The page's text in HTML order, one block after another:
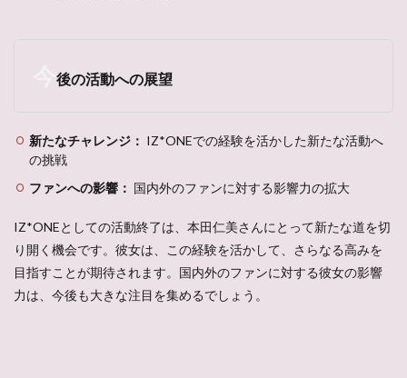
後の活動への展望
新たなチャレンジ： IZ*ONEでの経験を活かした新たな活動へ
の挑戦
ファンへの影響： 国内外のファンに対する影響力の拡大
IZ*ONEとしての活動終了は、本田仁美さんにとって新たな道を切
り開く機会です。彼女は、この経験を活かして、さらなる高みを
目指すことが期待されます。国内外のファンに対する彼女の影響
力は、今後も大きな注目を集めるでしょう。